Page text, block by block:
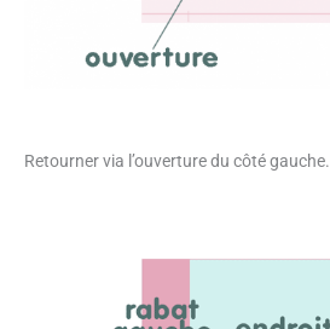
Retourner via l’ouverture du côté gauche.